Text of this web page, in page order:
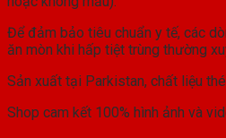
Để đảm bảo tiêu chuẩn y tế, các
ăn mòn khi hấp tiệt trùng thường
Sản xuất tại Parkistan, chất liệu
Shop cam kết 100% hình ảnh và